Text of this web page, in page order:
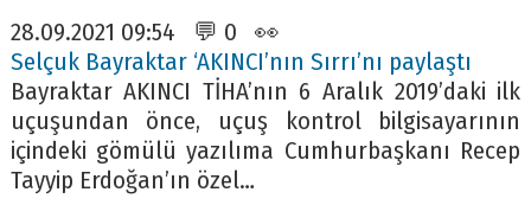
28.09.2021 09:54 💬 0 👀
Selçuk Bayraktar ‘AKINCI’nın Sırrı’nı paylaştı
Bayraktar AKINCI TİHA’nın 6 Aralık 2019’daki ilk
uçuşundan önce, uçuş kontrol bilgisayarının
içindeki gömülü yazılıma Cumhurbaşkanı Recep
Tayyip Erdoğan’ın özel…